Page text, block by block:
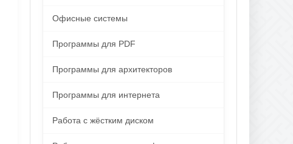
Офисные системы
Программы для PDF
Программы для архитекторов
Программы для интернета
Работа с жёстким диском